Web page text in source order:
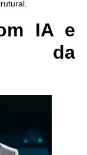
IA e
da